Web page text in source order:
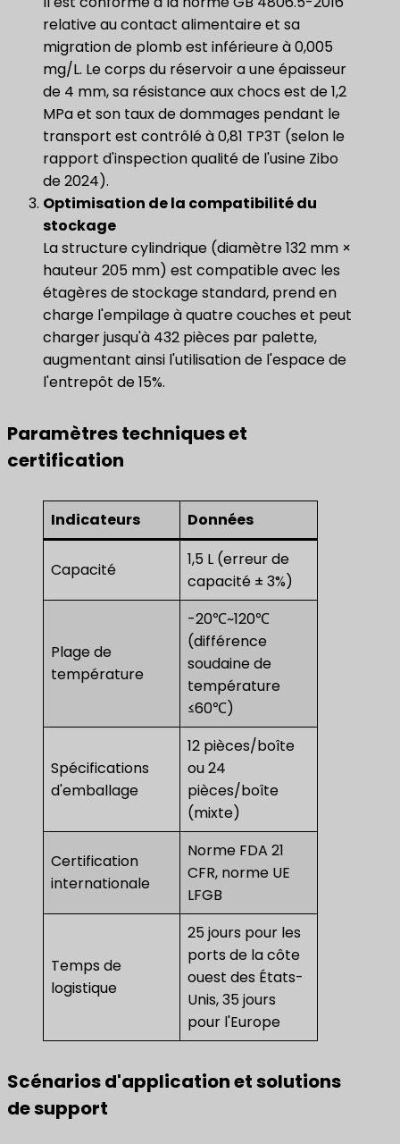
relative au contact alimentaire et sa
migration de plomb est inférieure à 0,005
mg/L. Le corps du réservoir a une épaisseur
de 4 mm, sa résistance aux chocs est de 1,2
MPa et son taux de dommages pendant le
transport est contrôlé à 0,81 TP3T (selon le
rapport d'inspection qualité de l'usine Zibo
de 2024).
Optimisation de la compatibilité du
stockage
La structure cylindrique (diamètre 132 mm ×
hauteur 205 mm) est compatible avec les
étagères de stockage standard, prend en
charge l'empilage à quatre couches et peut
charger jusqu'à 432 pièces par palette,
augmentant ainsi l'utilisation de l'espace de
l'entrepôt de 15%.
Paramètres techniques et
certification
Indicateurs Données
Capacité
1,5 L (erreur de
capacité ± 3%)
Plage de
température
-20℃~120℃
(différence
soudaine de
température
≤60℃)
Spécifications
d'emballage
12 pièces/boîte
ou 24
pièces/boîte
(mixte)
Certification
internationale
Norme FDA 21
CFR, norme UE
LFGB
Temps de
logistique
25 jours pour les
ports de la côte
ouest des États-
Unis, 35 jours
pour l'Europe
Scénarios d'application et solutions
de support